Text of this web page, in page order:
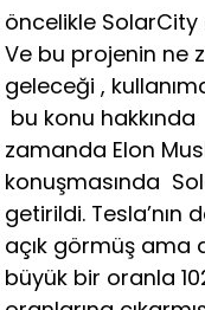
öncelikle SolarCity
Ve bu projenin ne
geleceği ,
bu konu
zamanda Elon
konuşmasında
getirildi. Tesla’nın
açık görmüş ama
büyük bir oranla